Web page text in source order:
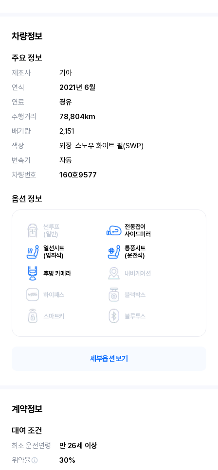
차량정보
주요 정보
제조사
기아
연식
2021년 6월
연료
경유
주행거리
78,804km
배기량
2,151
색상
외장  스노우 화이트 펄(SWP)
변속기
자동
차량번호
160호9577
옵션 정보
썬루프
(일반)
전동접이
사이드미러
열선시트
(앞좌석)
통풍시트
(운전석)
후방 카메라 내비게이션
하이패스 블랙박스
스마트키 블루투스
세부옵션 보기
계약정보
대여 조건
최소 운전연령
만 26세 이상
위약율
30%